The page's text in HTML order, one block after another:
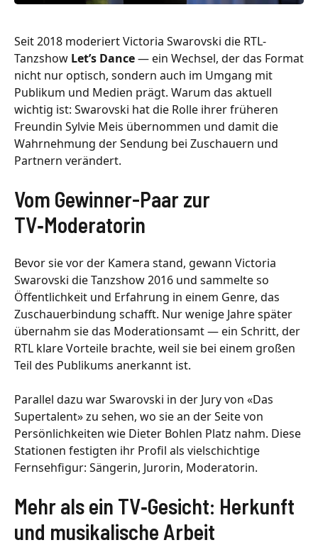
Seit 2018 moderiert Victoria Swarovski die RTL-
Tanzshow Let’s Dance— ein Wechsel, der das Format
nicht nur optisch, sondern auch im Umgang mit
Publikum und Medien prägt. Warum das aktuell
wichtig ist: Swarovski hat die Rolle ihrer früheren
Freundin Sylvie Meis übernommen und damit die
Wahrnehmung der Sendung bei Zuschauern und
Partnern verändert.
Vom Gewinner-Paar zur
TV‑Moderatorin
Bevor sie vor der Kamera stand, gewann Victoria
Swarovski die Tanzshow 2016 und sammelte so
Öffentlichkeit und Erfahrung in einem Genre, das
Zuschauerbindung schafft. Nur wenige Jahre später
übernahm sie das Moderationsamt — ein Schritt, der
RTL klare Vorteile brachte, weil sie bei einem großen
Teil des Publikums anerkannt ist.
Parallel dazu war Swarovski in der Jury von «Das
Supertalent» zu sehen, wo sie an der Seite von
Persönlichkeiten wie Dieter Bohlen Platz nahm. Diese
Stationen festigten ihr Profil als vielschichtige
Fernsehfigur: Sängerin, Jurorin, Moderatorin.
Mehr als ein TV‑Gesicht: Herkunft
und musikalische Arbeit